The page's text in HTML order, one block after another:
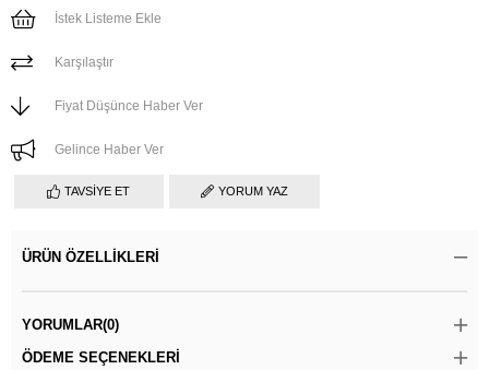
İstek Listeme Ekle
Karşılaştır
Fiyat Düşünce Haber Ver
Gelince Haber Ver
TAVSIYE ET YORUM YAZ
ÜRÜN ÖZELLIKLERI
YORUMLAR(0)
ÖDEME SEÇENEKLERI